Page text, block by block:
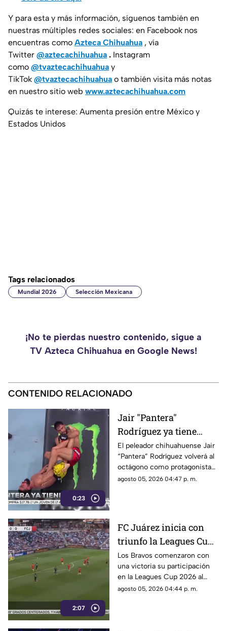
Y para esta y más información, síguenos también en
nuestras múltiples redes sociales: en Facebook nos
encuentras como Azteca Chihuahua , vía
Twitter @aztecachihuahua . Instagram
como @tvaztecachihuahua y
TikTok @tvaztecachihuahua o también visita más notas
en nuestro sitio web www.aztecachihuahua.com
Quizás te interese: Aumenta presión entre México y
Estados Unidos
Tags relacionados
Mundial 2026 Selección Mexicana
¡No te pierdas nuestro contenido, sigue a
TV Azteca Chihuahua en Google News!
CONTENIDO RELACIONADO
0:23
Jair "Pantera"
Rodríguez ya tiene
rival para su regreso a
UFC | VIDEO
El peleador chihuahuense Jair
“Pantera” Rodríguez volverá al
octágono como protagonista
de una función estelar de UFC.
agosto 05, 2026 04:47 p. m.
2:07
FC Juárez inicia con
triunfo la Leagues Cup
2026 | VIDEO
Los Bravos comenzaron con
una victoria su participación
en la Leagues Cup 2026 al
imponerse 2-1 como visitantes
agosto 05, 2026 04:44 p. m.